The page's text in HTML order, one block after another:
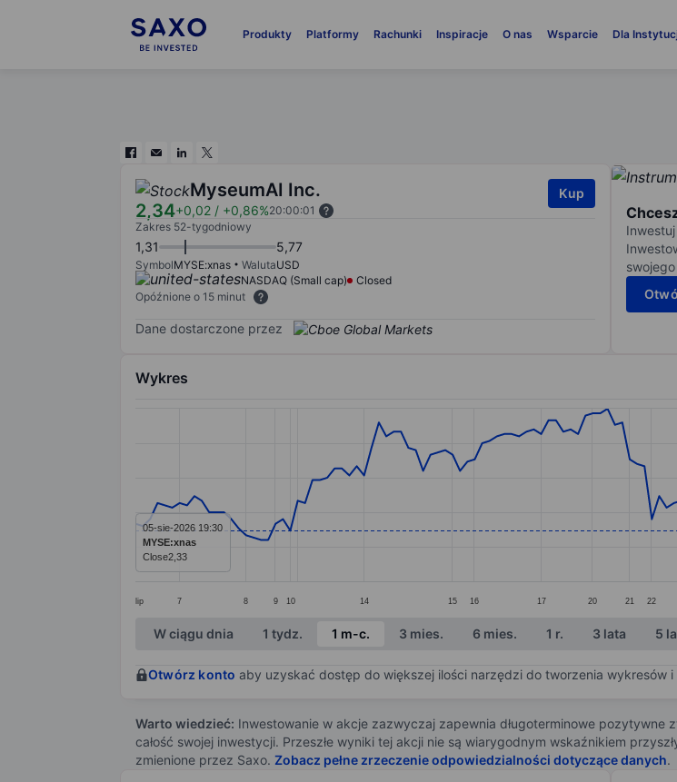
Produkty Platformy Rachunki Inspiracje O nas Wsparcie Dla
MyseumAI Inc.
2,34+0,02 / +0,86%20:00:01
Kup
Zakres 52-tygodniowy
1,31 5,77
SymbolMYSE:xnas WalutaUSD
NASDAQ (Small cap)
Closed
Opóźnione o 15 minut
Dane dostarczone przez
Wykres
The chart has 1 X axis displaying categories.
The chart has 1 Y axis displaying values. Data ranges from 2.13 to 2.85.
lip 7 8 9 10 14 15 16 17 20 21 22
05-sie-2026 19:30
MYSE:xnas
Close2,33
End of interactive chart.
W ciągu dnia 1 tydz. 1 m-c. 3 mies. 6 mies. 1 r. 3 lata 5
Otwórz konto aby uzyskać dostęp do większej ilości narzędzi do tworzenia wykresów i
Warto wiedzieć: Inwestowanie w akcje zazwyczaj zapewnia długoterminowe
całość swojej inwestycji. Przeszłe wyniki tej akcji nie są wiarygodnym wskaźnikiem
zmienione przez Saxo. Zobacz pełne zrzeczenie odpowiedzialności dotyczące danych.